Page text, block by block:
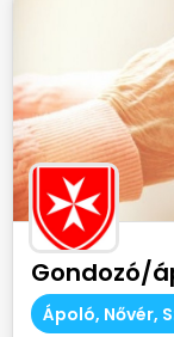
Gondozó/
Ápoló, Nővér,